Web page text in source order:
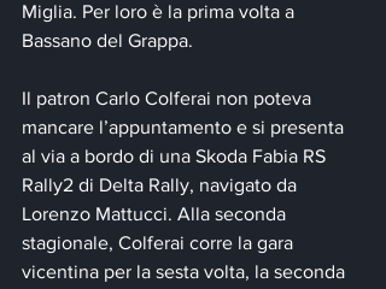
Miglia. Per loro è la prima volta a
Bassano del Grappa.
Il patron Carlo Colferai non poteva
mancare l’appuntamento e si presenta
al via a bordo di una Skoda Fabia RS
Rally2 di Delta Rally, navigato da
Lorenzo Mattucci. Alla seconda
stagionale, Colferai corre la gara
vicentina per la sesta volta, la seconda